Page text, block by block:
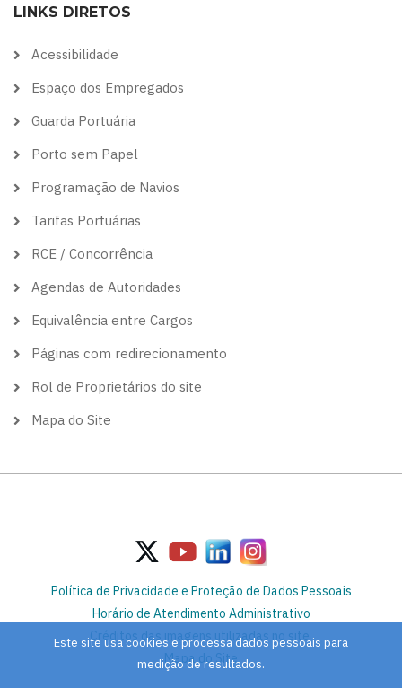
themethemevisibility
theme
LINKS DIRETOS
Acessibilidade
Espaço dos Empregados
Guarda Portuária
Porto sem Papel
Programação de Navios
Tarifas Portuárias
RCE / Concorrência
Agendas de Autoridades
Equivalência entre Cargos
Páginas com redirecionamento
Rol de Proprietários do site
Mapa do Site
Política de Privacidade e Proteção de Dados Pessoais
Horário de Atendimento Administrativo
Créditos das imagens utilizadas no site
Mapa do Site
Este site usa cookies e processa dados pessoais para
medição de resultados.